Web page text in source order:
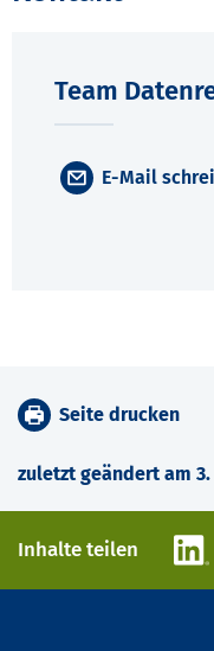
Team
E-Mail
zuletzt geändert am 3.
Seite drucken
Inhalte teilen